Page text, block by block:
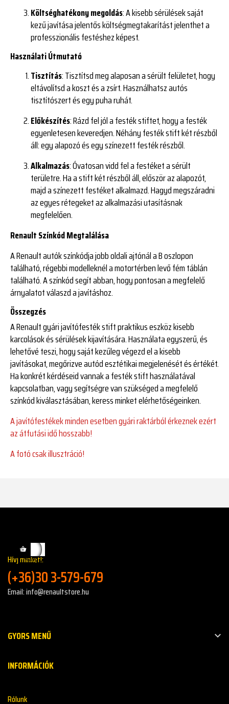
Költséghatékony megoldás: A kisebb sérülések saját
kezű javítása jelentős költségmegtakarítást jelenthet a
professzionális festéshez képest.
Használati Útmutató
Tisztítás: Tisztítsd meg alaposan a sérült felületet, hogy
eltávolítsd a koszt és a zsírt. Használhatsz autós
tisztítószert és egy puha ruhát.
Előkészítés: Rázd fel jól a festék stiftet, hogy a festék
egyenletesen keveredjen. Néhány festék stift két részből
áll: egy alapozó és egy színezett festék részből.
Alkalmazás: Óvatosan vidd fel a festéket a sérült
területre. Ha a stift két részből áll, először az alapozót,
majd a színezett festéket alkalmazd. Hagyd megszáradni
az egyes rétegeket az alkalmazási utasításnak
megfelelően.
Renault Színkód Megtalálása
A Renault autók színkódja jobb oldali ajtónál a B oszlopon
található, régebbi modelleknél a motortérben levő fém táblán
található. A színkód segít abban, hogy pontosan a megfelelő
árnyalatot válaszd a javításhoz.
Összegzés
A Renault gyári javítófesték stift praktikus eszköz kisebb
karcolások és sérülések kijavítására. Használata egyszerű, és
lehetővé teszi, hogy saját kezűleg végezd el a kisebb
javításokat, megőrizve autód esztétikai megjelenését és értékét.
Ha konkrét kérdéseid vannak a festék stift használatával
kapcsolatban, vagy segítségre van szükséged a megfelelő
színkód kiválasztásában, keress minket elérhetőségeinken.
A javítófestékek minden esetben gyári raktárból érkeznek ezért
az átfutási idő hosszabb!
A fotó csak illusztráció!
Hívj minket!:
(+36)30 3-579-679
Email: info@renaultstore.hu
GYORS MENŰ 
INFORMÁCIÓK
Rólunk